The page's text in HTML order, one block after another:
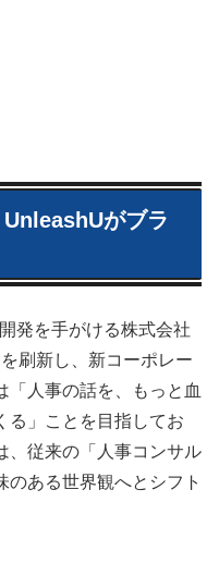
がブラ
発を手がける株式会社
刷新し、新コーポレー
「人事の話を、もっと血
る」ことを目指してお
、従来の「人事コンサル
のある世界観へとシフト